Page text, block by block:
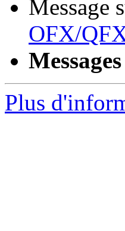
Message
OFX/
Plus